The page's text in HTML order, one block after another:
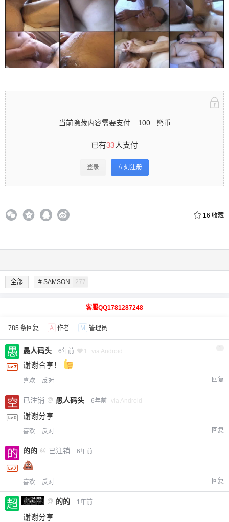
当前隐藏内容需要支付 100 熊币
已有33人支付
登录 立刻注册
16 收藏
全部 # SAMSON 277
扫描二维码继续阅读
客服QQ1781287248
785 条回复 A 作者 M 管理员
愚人码头 6年前 1 via Android
谢谢合享！
喜欢 反对 回复
已注销 @ 愚人码头 6年前 via Android
谢谢分享
喜欢 反对 回复
的的 @ 已注销 6年前
喜欢 反对 回复
小黑屋
超凶的 @ 的的 1年前
谢谢分享